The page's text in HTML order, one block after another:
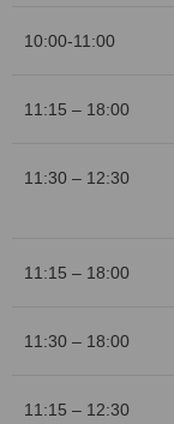
10:00-11:00
11:15 – 18:00
11:30 – 12:30
11:15 – 18:00
11:30 – 18:00
11:15 – 12:30